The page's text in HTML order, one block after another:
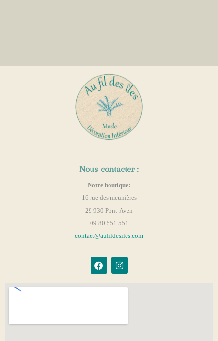
Nous contacter :
Notre boutique:
16 rue des meunières
29 930 Pont-Aven
09.80.551.551
contact@aufildesiles.com